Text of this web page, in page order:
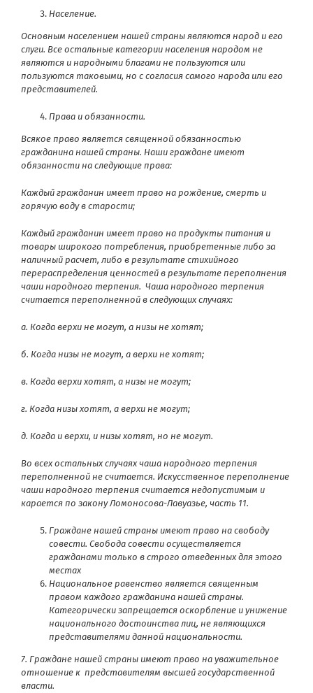
Население.
Основным населением нашей страны являются народ и его
слуги. Все остальные категории населения народом не
являются и народными благами не пользуются или
пользуются таковыми, но с согласия самого народа или его
представителей.
Права и обязанности.
Всякое право является священной обязанностью
гражданина нашей страны. Наши граждане имеют
обязанности на следующие права:
Каждый гражданин имеет право на рождение, смерть и
горячую воду в старости;
Каждый гражданин имеет право на продукты питания и
товары широкого потребления, приобретенные либо за
наличный расчет, либо в результате стихийного
перераспределения ценностей в результате переполнения
чаши народного терпения. Чаша народного терпения
считается переполненной в следующих случаях:
а. Когда верхи не могут, а низы не хотят;
б. Когда низы не могут, а верхи не хотят;
в. Когда верхи хотят, а низы не могут;
г. Когда низы хотят, а верхи не могут;
д. Когда и верхи, и низы хотят, но не могут.
Во всех остальных случаях чаша народного терпения
переполненной не считается. Искусственное переполнение
чаши народного терпения считается недопустимым и
карается по закону Ломоносова-Лавуазье, часть 11.
Граждане нашей страны имеют право на свободу
совести. Свобода совести осуществляется
гражданами только в строго отведенных для этого
местах
Национальное равенство является священным
правом каждого гражданина нашей страны.
Категорически запрещается оскорбление и унижение
национального достоинства лиц, не являющихся
представителями данной национальности.
7. Граждане нашей страны имеют право на уважительное
отношение к представителям высшей государственной
власти.